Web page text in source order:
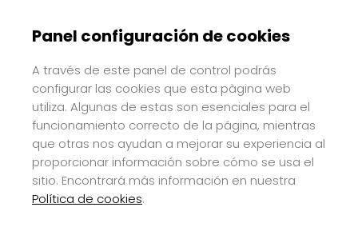
Panel configuración de cookies
A través de este panel de control podrás
configurar las cookies que esta pàgina web
utiliza. Algunas de estas son esenciales para el
funcionamiento correcto de la página, mientras
que otras nos ayudan a mejorar su experiencia al
proporcionar información sobre cómo se usa el
sitio. Encontrará más información en nuestra
Política de cookies.